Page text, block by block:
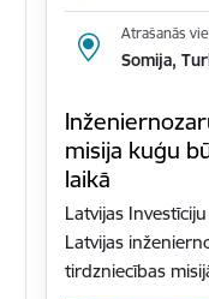
Atrašanās
Somija,
misija kuģu
laikā
Latvijas
Latvijas
tirdzniecības